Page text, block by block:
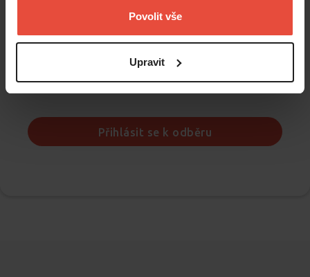
Povolit vše
Upravit
Odesláním souhlasíte sezpracováním osobních údajů.
Přihlásit se k odběru